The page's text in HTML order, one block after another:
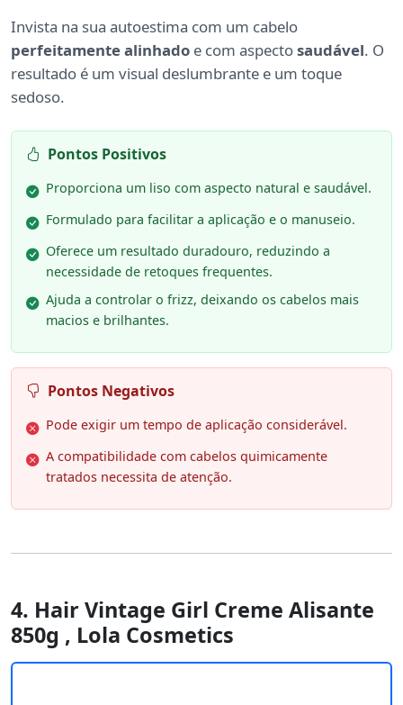
Invista na sua autoestima com um cabelo
perfeitamente alinhado e com aspectosaudável. O
resultado é um visual deslumbrante e um toque
sedoso.
Pontos Positivos
Proporciona um liso com aspecto natural e saudável.
Formulado para facilitar a aplicação e o manuseio.
Oferece um resultado duradouro, reduzindo a
necessidade de retoques frequentes.
Ajuda a controlar o frizz, deixando os cabelos mais
macios e brilhantes.
Pontos Negativos
Pode exigir um tempo de aplicação considerável.
A compatibilidade com cabelos quimicamente
tratados necessita de atenção.
4. Hair Vintage Girl Creme Alisante
850g , Lola Cosmetics